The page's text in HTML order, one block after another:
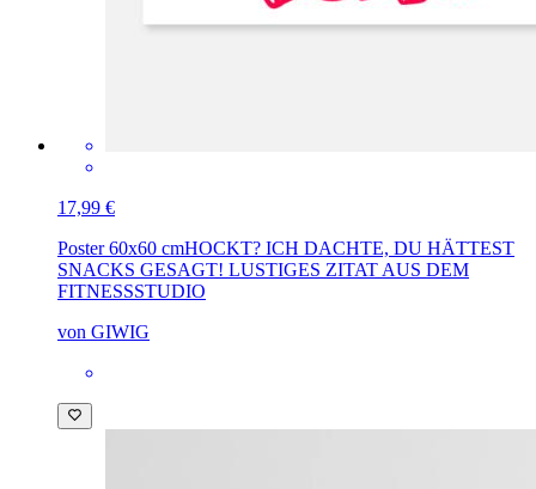
17,99 €
Poster 60x60 cmHOCKT? ICH DACHTE, DU HÄTTEST
SNACKS GESAGT! LUSTIGES ZITAT AUS DEM
FITNESSSTUDIO
von GIWIG